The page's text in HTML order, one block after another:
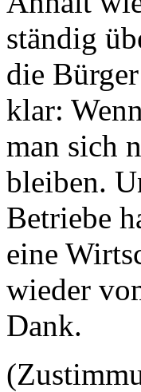
ständig
die
klar:
man sich
bleiben.
Betriebe
eine
wieder
Dank.